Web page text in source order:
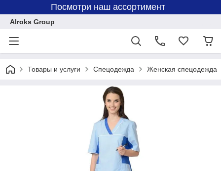
Посмотри наш ассортимент
Alroks Group
Товары и услуги Спецодежда Женская спецодежда